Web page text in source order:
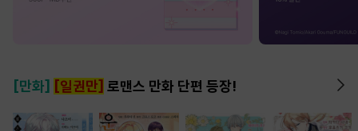
[만화] [일권만] 로맨스 만화 단편 등장!